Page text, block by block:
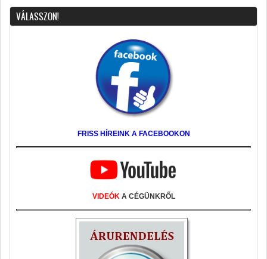
VÁLASSZON!
FRISS HÍREINK A FACEBOOKON
VIDEÓK A CÉGÜNKRŐL